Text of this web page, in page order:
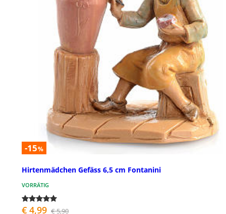
-15%
Hirtenmädchen Gefäss 6,5 cm Fontanini
VORRÄTIG
€ 4,99 € 5,90